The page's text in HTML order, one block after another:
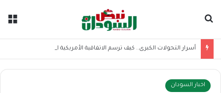
اخبار السودان